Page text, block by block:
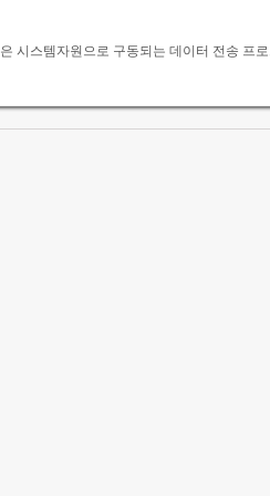
시스템자원으로 구동되는 데이터 전송 프